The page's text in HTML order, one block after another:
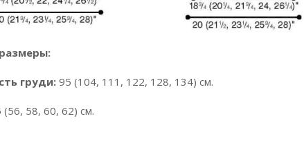
груди: 95 (104, 111, 122, 128, 134) см.
(56, 58, 60, 62) см.